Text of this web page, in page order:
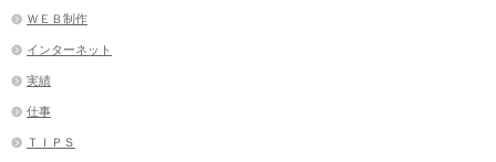
ＷＥＢ制作
インターネット
実績
仕事
ＴＩＰＳ